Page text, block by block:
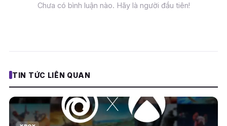
Chưa có bình luận nào. Hãy là người đầu tiên!
TIN TỨC LIÊN QUAN